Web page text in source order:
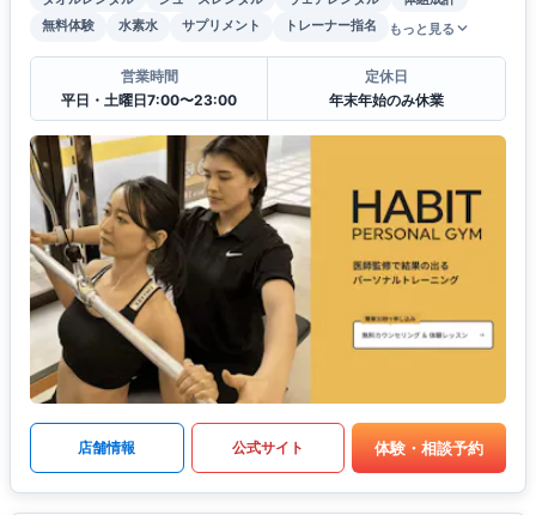
無料体験
水素水 サプリメント トレーナー指名 もっと見る
営業時間
平日・土曜日7:00〜23:00
定休日
年末年始のみ休業
店舗情報 公式サイト 体験・相談予約